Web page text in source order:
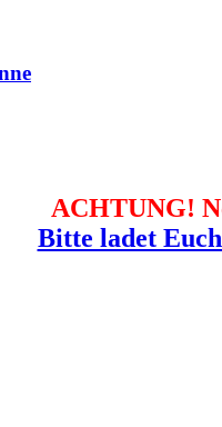
ACHTUNG!
Bitte ladet